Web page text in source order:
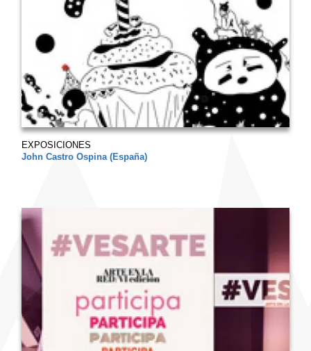
EXPOSICIONES
John Castro Ospina (España)